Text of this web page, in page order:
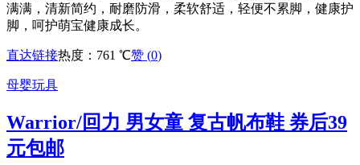
满满，清新简约，耐磨防滑，柔软舒适，轻便不累脚，健康护
脚，呵护萌宝健康成长。
直达链接热度：761 ℃赞 (0)
母婴玩具
Warrior/回力 男女童 复古帆布鞋 券后39
元包邮